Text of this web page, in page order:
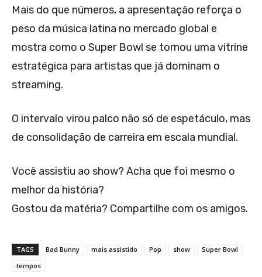
Mais do que números, a apresentação reforça o
peso da música latina no mercado global e
mostra como o Super Bowl se tornou uma vitrine
estratégica para artistas que já dominam o
streaming.
O intervalo virou palco não só de espetáculo, mas
de consolidação de carreira em escala mundial.
Você assistiu ao show? Acha que foi mesmo o
melhor da história?
Gostou da matéria? Compartilhe com os amigos.
TAGS Bad Bunny mais assistido Pop show
Super Bowl
tempos